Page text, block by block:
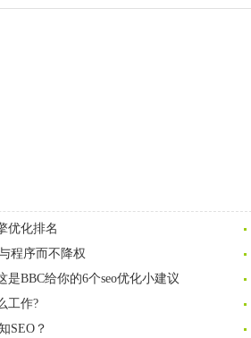
优化排名
程序而不降权
BBC给你的6个seo优化小建议
工作?
SEO？